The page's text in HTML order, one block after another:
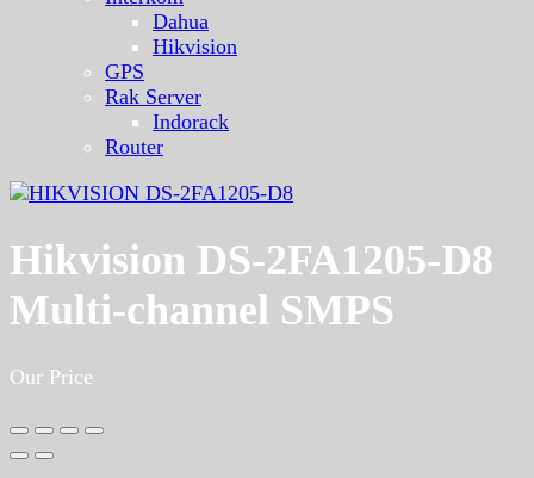
Dahua
Hikvision
GPS
Rak Server
Indorack
Router
Hikvision DS-2FA1205-D8
Multi-channel SMPS
Our Price